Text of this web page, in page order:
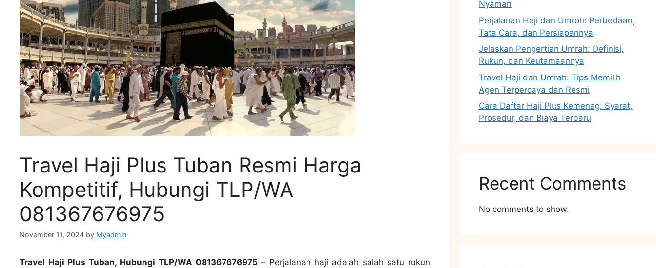
Travel Haji Plus Tuban Resmi Harga
Kompetitif, Hubungi TLP/WA
081367676975
November 11, 2024 by Myadmin
Travel Haji Plus Tuban, Hubungi TLP/WA 081367676975 – Perjalanan haji adalah salah satu rukun
Nyaman
Perjalanan Haji dan Umroh: Perbedaan,
Tata Cara, dan Persiapannya
Jelaskan Pengertian Umrah: Definisi,
Rukun, dan Keutamaannya
Travel Haji dan Umrah: Tips Memilih
Agen Terpercaya dan Resmi
Cara Daftar Haji Plus Kemenag: Syarat,
Prosedur, dan Biaya Terbaru
Recent Comments
No comments to show.